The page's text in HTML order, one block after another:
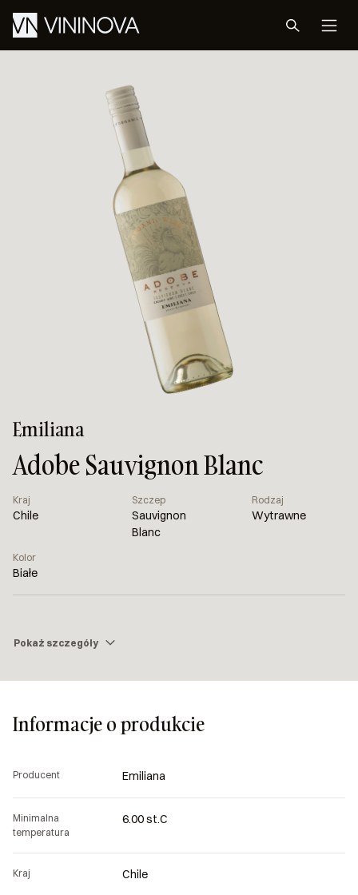
Emiliana
Adobe Sauvignon Blanc
Kraj
Chile
Szczep
Sauvignon
Blanc
Rodzaj
Wytrawne
Kolor
Białe
Pokaż szczegóły
Informacje o produkcie
Producent Emiliana
Minimalna
temperatura
6.00 st.C
Kraj Chile